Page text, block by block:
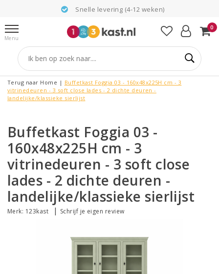
Snelle levering (4-12 weken)
Menu
0
Terug naar Home | Buffetkast Foggia 03 - 160x48x225H cm - 3
vitrinedeuren - 3 soft close lades - 2 dichte deuren -
landelijke/klassieke sierlijst
Buffetkast Foggia 03 -
160x48x225H cm - 3
vitrinedeuren - 3 soft close
lades - 2 dichte deuren -
landelijke/klassieke sierlijst
Merk: 123kast | Schrijf je eigen review